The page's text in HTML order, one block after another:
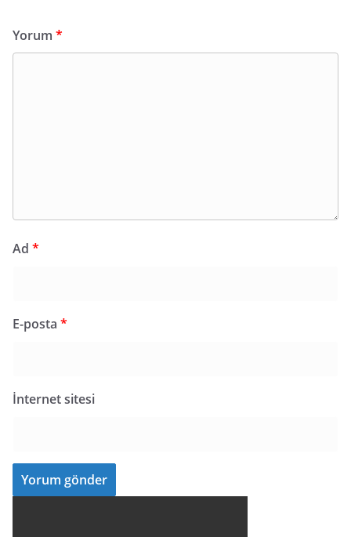
Yorum *
Ad *
E-posta *
İnternet sitesi